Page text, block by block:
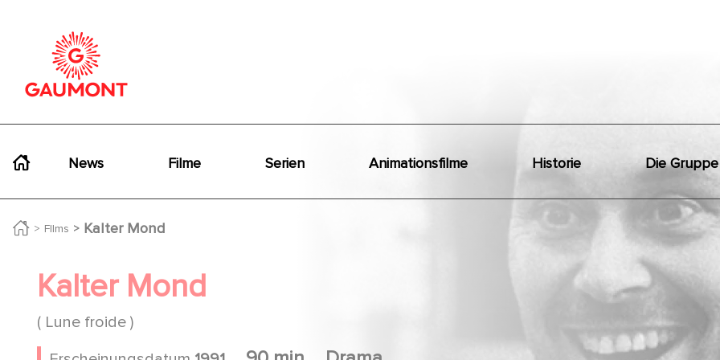
News Filme Serien Animationsfilme Historie Die Gruppe
FIlms Kalter Mond
Kalter Mond
( Lune froide )